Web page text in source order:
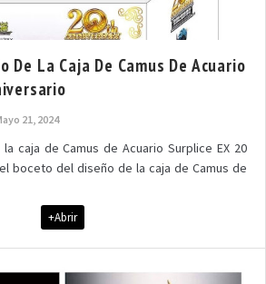
De La Caja De Camus De Acuario
21, 2024
caja de Camus de Acuario Surplice EX 20
boceto del diseño de la caja de Camus de
+Abrir